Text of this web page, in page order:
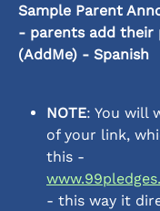
Sample Parent
- parents add
(AddMe) - Spanish
NOTE: You will
of your link,
this -
- this way it